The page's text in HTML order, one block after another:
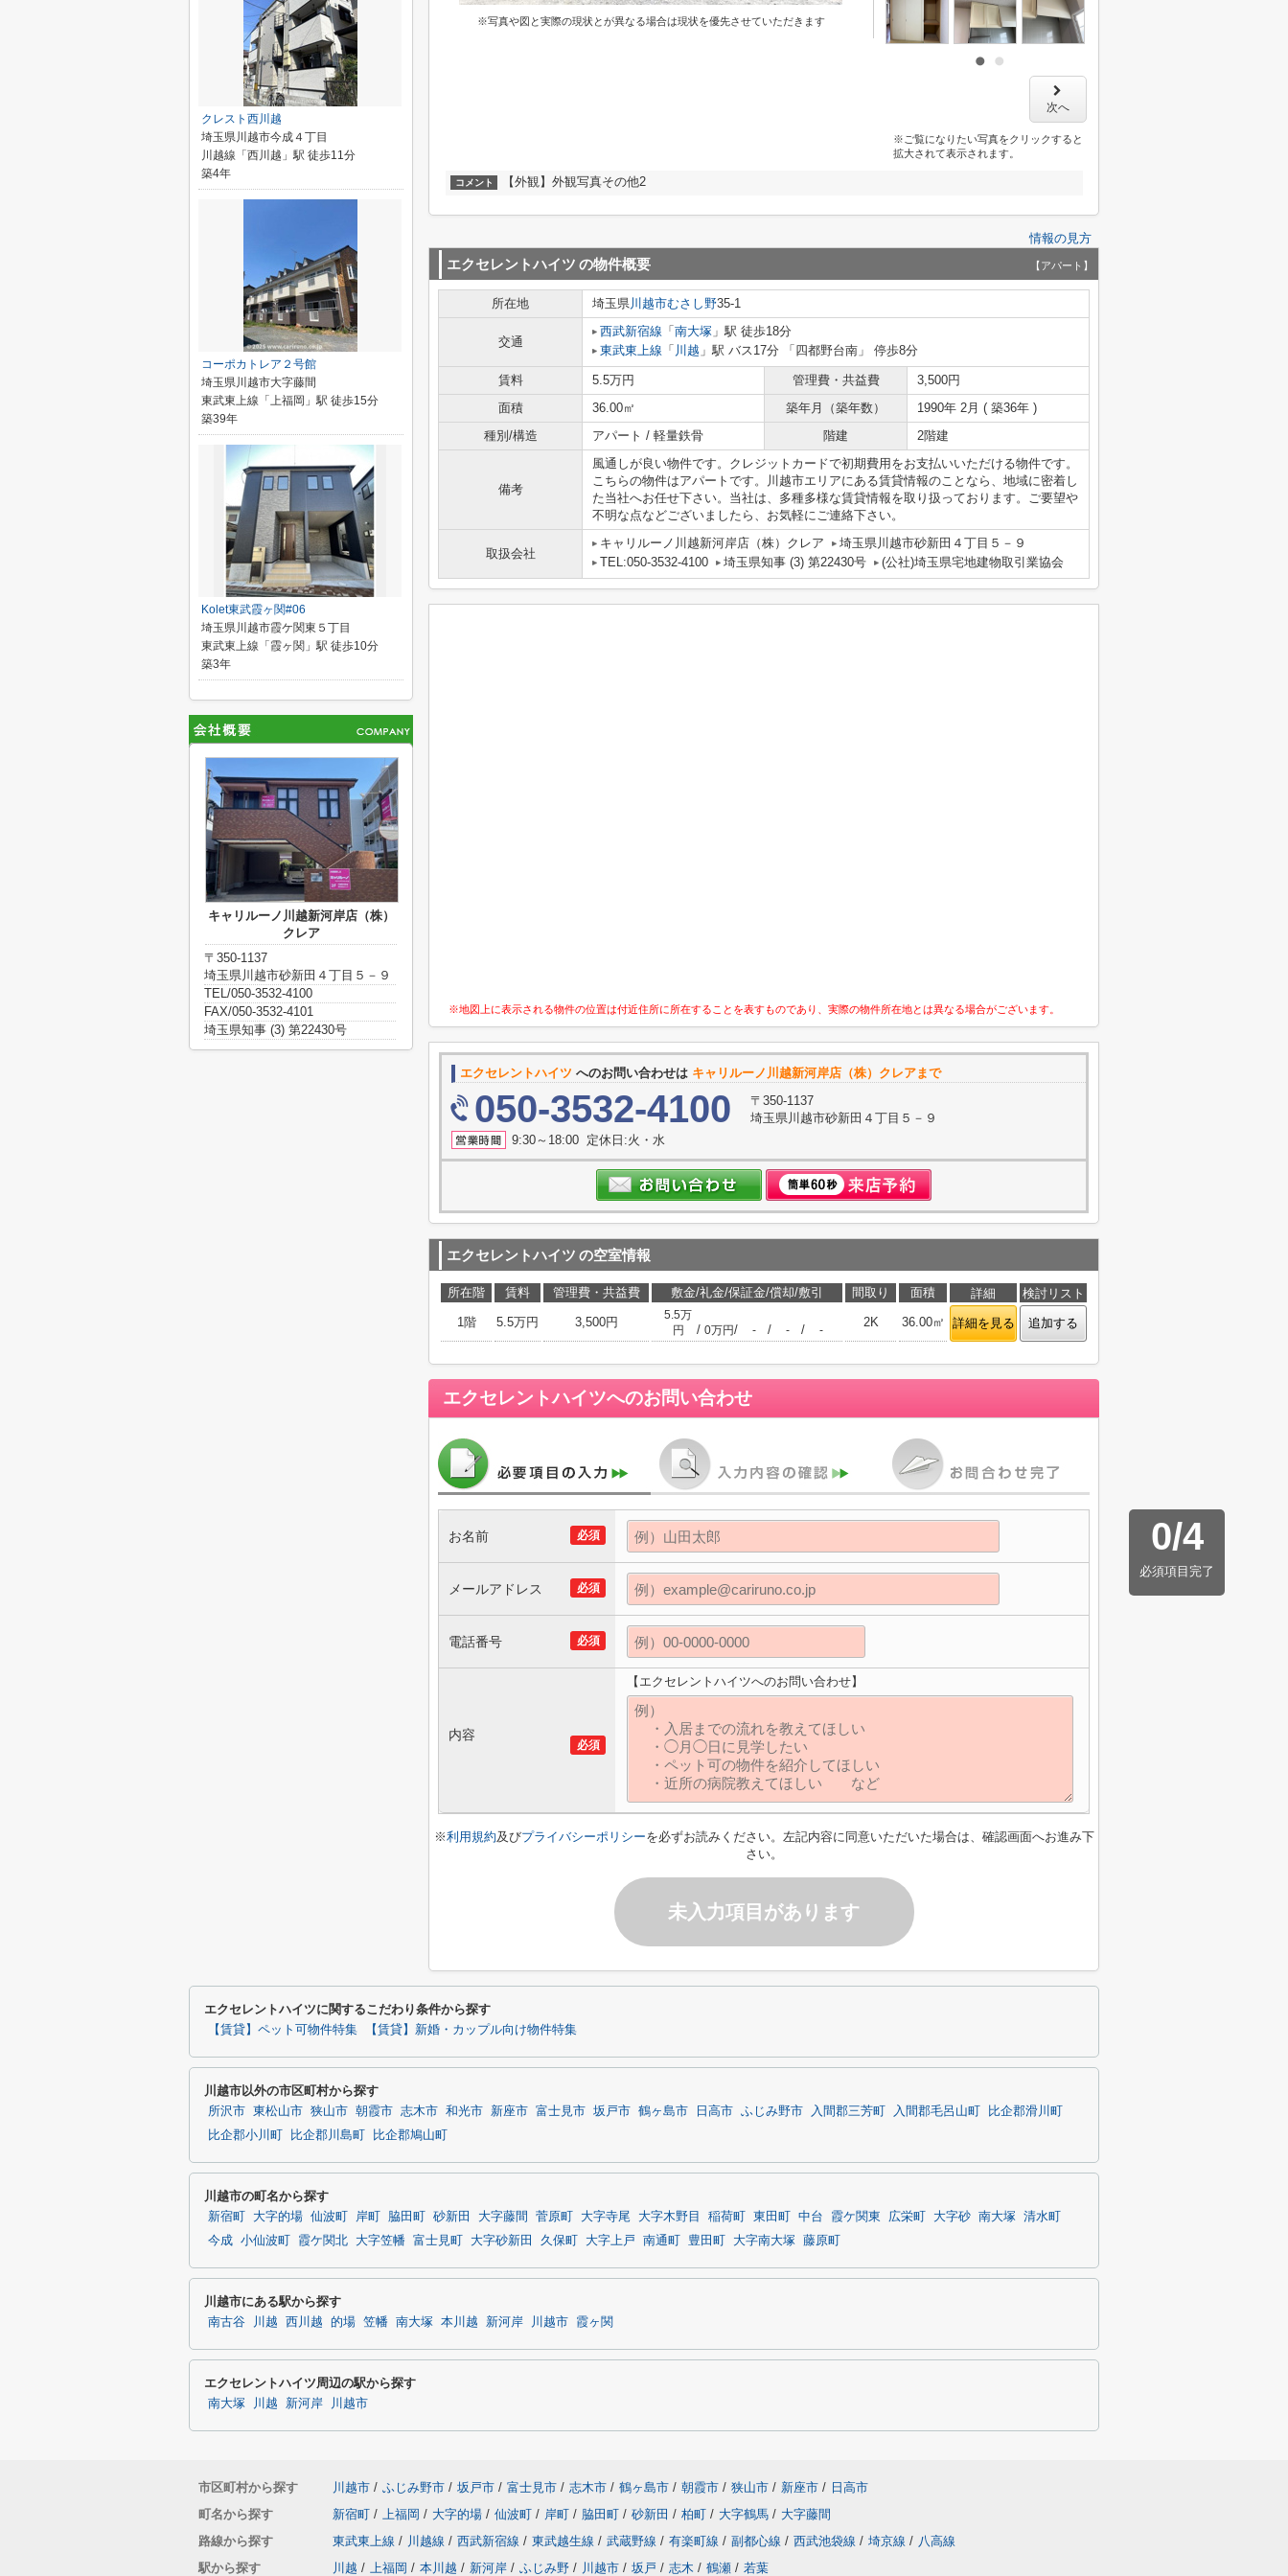
※写真や図と実際の現状とが異なる場合は現状を優先させていただきます
次へ
※ご覧になりたい写真をクリックすると
拡大されて表示されます。
コメント 【外観】外観写真その他2
情報の見方
エクセレントハイツ の物件概要 【アパート】
所在地 埼玉県川越市むさし野35-1
交通
西武新宿線 「 南大塚 」駅 徒歩18分
東武東上線 「 川越 」駅 バス17分 「四都野台南」 停歩8分
賃料 5.5万円 管理費・共益費
3,500円
面積
36.00㎡ 築年月（築年数）
1990年 2月 ( 築36年 )
種別/構造
アパート / 軽量鉄骨 階建 2階建
備考
風通しが良い物件です。クレジットカードで初期費用をお支払いいただける物件です。
こちらの物件はアパートです。川越市エリアにある賃貸情報のことなら、地域に密着し
た当社へお任せ下さい。当社は、多種多様な賃貸情報を取り扱っております。ご要望や
不明な点などございましたら、お気軽にご連絡下さい。
取扱会社
キャリルーノ川越新河岸店（株）クレア
埼玉県川越市砂新田４丁目５－９
TEL:050-3532-4100
埼玉県知事 (3) 第22430号 (公社)埼玉県宅地建物取引業協会
※地図上に表示される物件の位置は付近住所に所在することを表すものであり、実際の物件所在地とは異なる場合がございます。
エクセレントハイツ へのお問い合わせは キャリルーノ川越新河岸店（株）クレアまで
050-3532-4100
〒350-1137
埼玉県川越市砂新田４丁目５－９
9:30～18:00 定休日:火・水
エクセレントハイツ の空室情報
所在階 賃料 管理費・共益費 敷金/礼金/保証金/償却/敷引 間取り 面積 詳細
検討リスト
1階
5.5万円 3,500円
5.5万
円
/ 0万円/ - / - / -
2K 36.00㎡ 詳細を見る 追加する
エクセレントハイツへのお問い合わせ
0/4
必須項目完了
必須
お名前
必須
メールアドレス
必須
電話番号
必須
内容
【エクセレントハイツへのお問い合わせ】
※利用規約及びプライバシーポリシーを必ずお読みください。左記内容に同意いただいた場合は、確認画面へお進み下
さい。
未入力項目があります
クレスト西川越
埼玉県川越市今成４丁目
川越線「西川越」駅 徒歩11分
築4年
コーポカトレア２号館
埼玉県川越市大字藤間
東武東上線「上福岡」駅 徒歩15分
築39年
Kolet東武霞ヶ関#06
埼玉県川越市霞ケ関東５丁目
東武東上線「霞ヶ関」駅 徒歩10分
築3年
キャリルーノ川越新河岸店（株）
クレア
〒350-1137
埼玉県川越市砂新田４丁目５－９
TEL/050-3532-4100
FAX/050-3532-4101
埼玉県知事 (3) 第22430号
エクセレントハイツに関するこだわり条件から探す
【賃貸】ペット可物件特集 【賃貸】新婚・カップル向け物件特集
川越市以外の市区町村から探す
所沢市 東松山市 狭山市 朝霞市 志木市 和光市 新座市 富士見市 坂戸市 鶴ヶ島市 日高市 ふじみ野市 入間郡三芳町 入間郡毛呂山町
比企郡滑川町
比企郡小川町
比企郡川島町 比企郡鳩山町
川越市の町名から探す
新宿町 大字的場 仙波町 岸町 脇田町 砂新田 大字藤間 菅原町 大字寺尾 大字木野目 稲荷町 東田町 中台 霞ケ関東 広栄町 大字砂 南大塚 清水町
今成 小仙波町 霞ケ関北 大字笠幡 富士見町 大字砂新田 久保町 大字上戸 南通町 豊田町 大字南大塚 藤原町
川越市にある駅から探す
南古谷 川越 西川越 的場 笠幡 南大塚 本川越 新河岸 川越市 霞ヶ関
エクセレントハイツ周辺の駅から探す
南大塚 川越 新河岸 川越市
市区町村から探す 川越市 / ふじみ野市 / 坂戸市 / 富士見市 / 志木市 / 鶴ヶ島市 / 朝霞市 / 狭山市 / 新座市 / 日高市
町名から探す
新宿町 / 上福岡 / 大字的場 / 仙波町 / 岸町 / 脇田町 / 砂新田 / 柏町 / 大字鶴馬 / 大字藤間
路線から探す
東武東上線 / 川越線 / 西武新宿線 / 東武越生線 / 武蔵野線 / 有楽町線 / 副都心線 / 西武池袋線 / 埼京線 / 八高線
駅から探す
川越 / 上福岡 / 本川越 / 新河岸 / ふじみ野 / 川越市 / 坂戸 / 志木 / 鶴瀬 / 若葉